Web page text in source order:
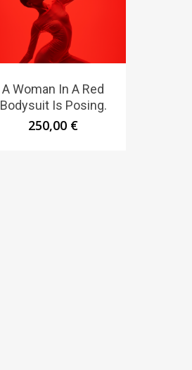
A Woman In A Red
Bodysuit Is Posing.
250,00 €